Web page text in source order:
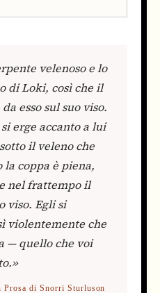
velenoso e lo
di Loki, così che il
esso sul suo viso.
erge accanto a lui
il veleno che
la coppa è piena,
nel frattempo il
viso. Egli si
violentemente che
— quello che voi
di Snorri Sturluson